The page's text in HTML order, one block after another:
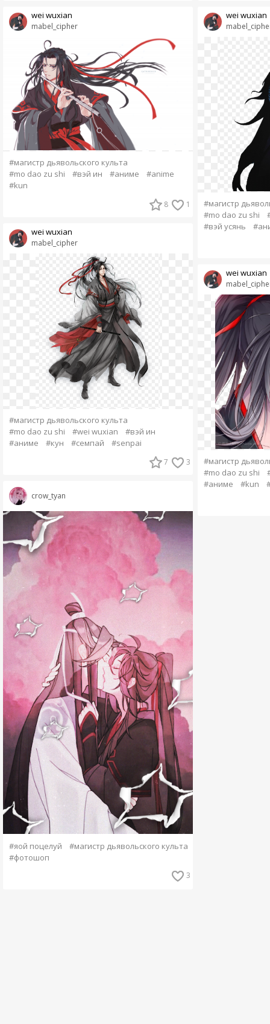
mabel_cipher
wei wuxian
#магистр дьявольского культа
#mo dao zu shi
#вэй ин #аниме
#anime
#kun
8 1
mabel_cipher
wei wuxian
#магистр дьявольского культа
#mo dao zu shi
#wei wuxian
#вэй ин
#аниме
#кун #семпай #senpai
7 3
crow_tyan
#яой поцелуй
#магистр дьявольского культа
#фотошоп
3
wei wuxian
#магистр
#mo dao zu shi
#вэй усянь
wei wuxian
#магистр
#mo dao zu shi
#аниме
#kun